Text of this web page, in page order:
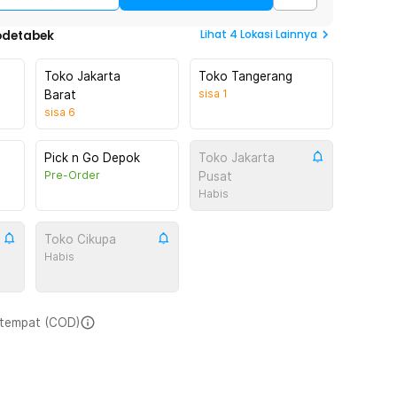
Lihat 4 Lokasi Lainnya
Toko Jakarta
Barat
sisa 6
Toko Tangerang
sisa 1
Pick n Go Depok
Pre-Order
Toko Jakarta
Pusat
Habis
Toko Cikupa
Habis
(COD)